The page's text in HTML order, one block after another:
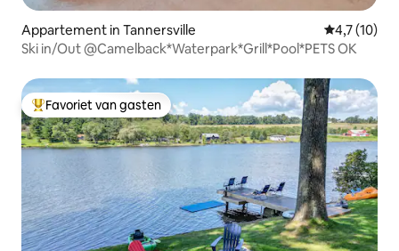
Appartement in Tannersville
4,7 (10)
Ski in/Out @Camelback*Waterpark*Grill*Pool*PETS OK
Topfavoriet van gasten
Favoriet van gasten